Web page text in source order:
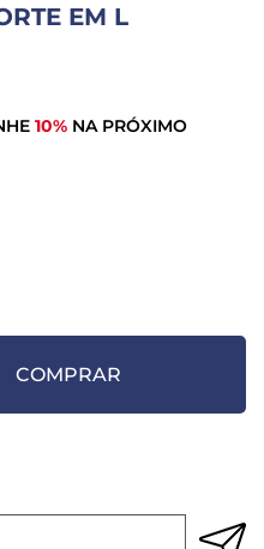
EM L
10% NA PRÓXIMO
COMPRAR